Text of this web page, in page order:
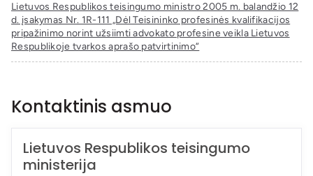
Lietuvos Respublikos teisingumo ministro 2005 m. balandžio 12
d. įsakymas Nr. 1R-111 „Dėl Teisininko profesinės kvalifikacijos
pripažinimo norint užsiimti advokato profesine veikla Lietuvos
Respublikoje tvarkos aprašo patvirtinimo“
Kontaktinis asmuo
Lietuvos Respublikos teisingumo
ministerija